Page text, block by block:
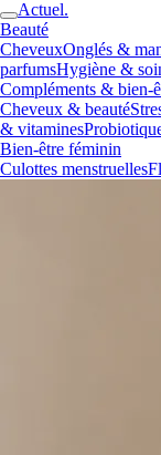
Actuel.
Beauté
CheveuxOnglés &
parfumsHygiène &
Compléments & bien-
Cheveux & beauté
& vitamines
Bien-être féminin
Culottes menstruelles